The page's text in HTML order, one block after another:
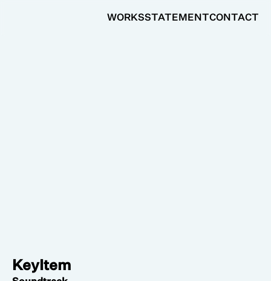
WORKSSTATEMENTCONTACT
KeyItem